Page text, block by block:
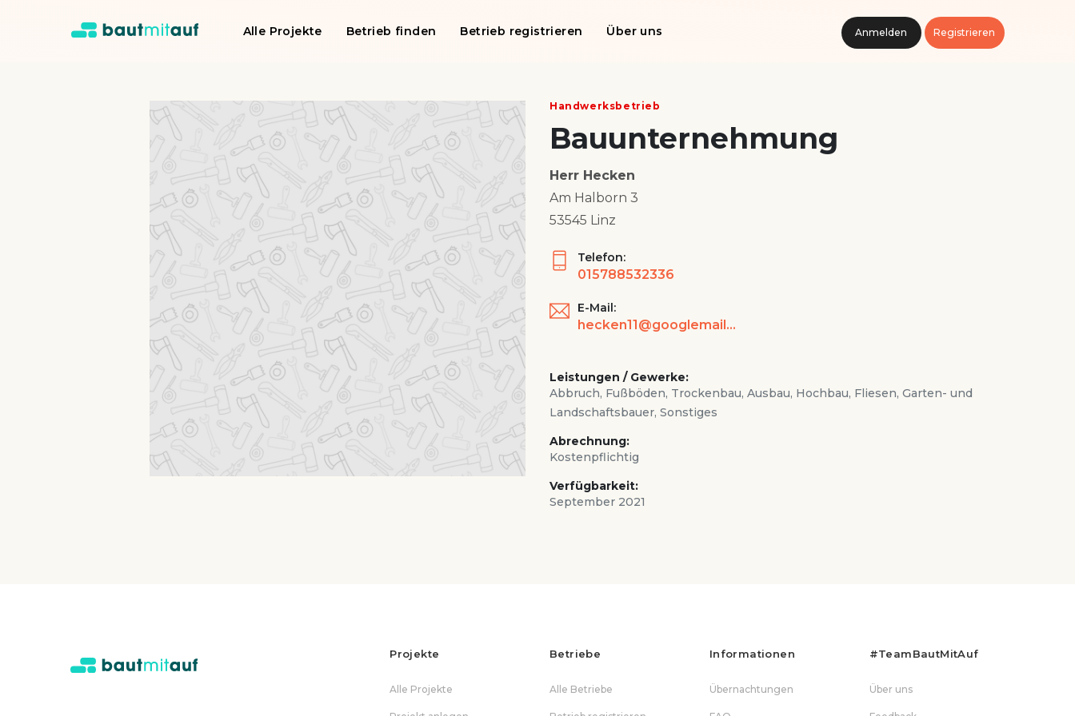
Alle Projekte Betrieb finden Betrieb registrieren Über uns Anmelden Registrieren
Handwerksbetrieb
Bauunternehmung
Herr Hecken
Am Halborn 3
53545 Linz
Telefon:
015788532336
E-Mail:
hecken11@googlemail.com
Leistungen / Gewerke:
Abbruch, Fußböden, Trockenbau, Ausbau, Hochbau, Fliesen, Garten- und
Landschaftsbauer, Sonstiges
Abrechnung:
Kostenpflichtig
Verfügbarkeit:
September 2021
Projekte
Alle Projekte
Betriebe
Alle Betriebe
Informationen
Übernachtungen
#teamBautMitAuf
Über uns